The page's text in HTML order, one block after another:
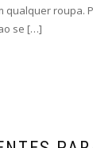
qualquer roupa.
se […]